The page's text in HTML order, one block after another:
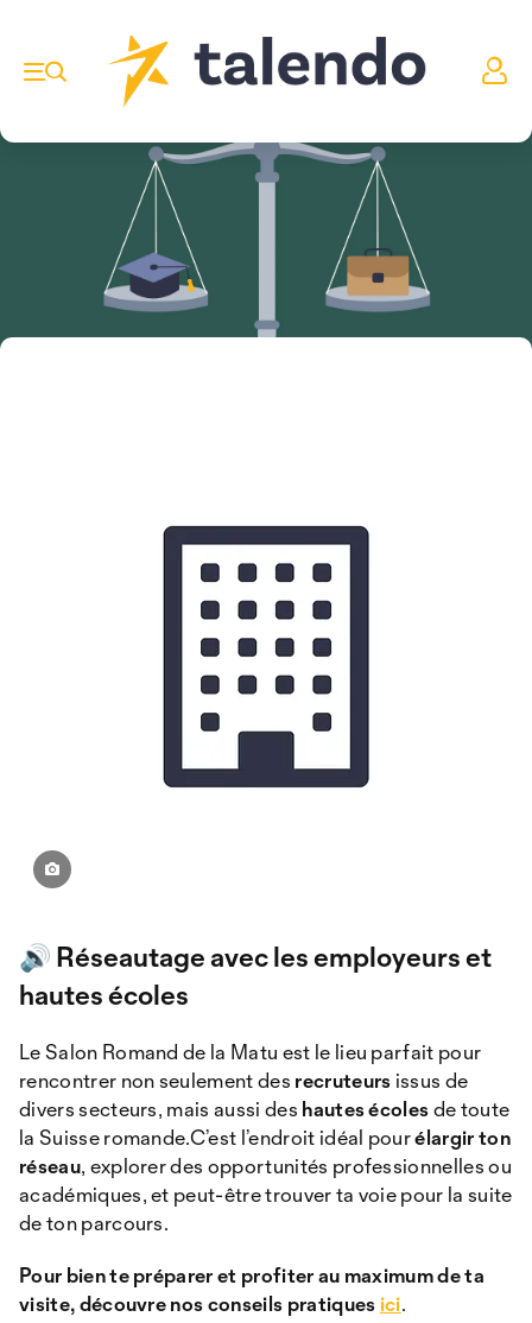
🔊 Réseautage avec les employeurs et
hautes écoles
Le Salon Romand de la Matu est le lieu parfait pour
rencontrer non seulement des recruteurs issus de
divers secteurs, mais aussi des hautes écolesde toute
la Suisse romande.C’est l’endroit idéal pourélargir ton
réseau, explorer des opportunités professionnelles ou
académiques, et peut-être trouver ta voie pour la suite
de ton parcours.
Pour bien te préparer et profiter au maximum de ta
visite, découvre nos conseils pratiques ici.